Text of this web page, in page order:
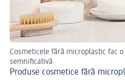
Cosmeticele fără microplastic fac
semnificativă
Produse cosmetice fără